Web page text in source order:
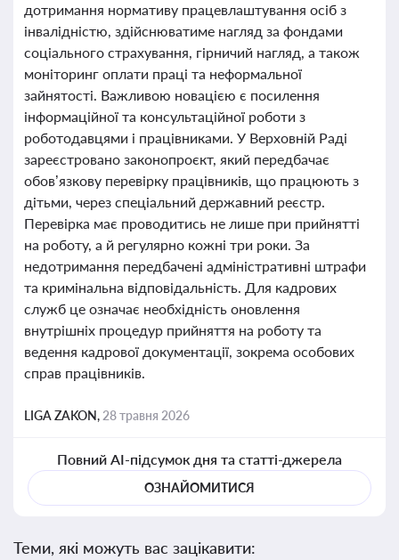
дотримання нормативу працевлаштування осіб з
інвалідністю, здійснюватиме нагляд за фондами
соціального страхування, гірничий нагляд, а також
моніторинг оплати праці та неформальної
зайнятості. Важливою новацією є посилення
інформаційної та консультаційної роботи з
роботодавцями і працівниками. У Верховній Раді
зареєстровано законопроєкт, який передбачає
обов’язкову перевірку працівників, що працюють з
дітьми, через спеціальний державний реєстр.
Перевірка має проводитись не лише при прийнятті
на роботу, а й регулярно кожні три роки. За
недотримання передбачені адміністративні штрафи
та кримінальна відповідальність. Для кадрових
служб це означає необхідність оновлення
внутрішніх процедур прийняття на роботу та
ведення кадрової документації, зокрема особових
справ працівників.
LIGA ZAKON, 28 травня 2026
Повний AI-підсумок дня та статті-джерела
ОЗНАЙОМИТИСЯ
Теми, які можуть вас зацікавити: